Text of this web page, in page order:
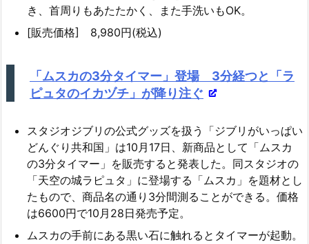
き、首周りもあたたかく、また手洗いもOK。
[販売価格] 8,980円(税込)
「ムスカの3分タイマー」登場 3分経つと「ラ
ピュタのイカヅチ」が降り注ぐ
スタジオジブリの公式グッズを扱う「ジブリがいっぱい
どんぐり共和国」は10月17日、新商品として「ムスカ
の3分タイマー」を販売すると発表した。同スタジオの
「天空の城ラピュタ」に登場する「ムスカ」を題材とし
たもので、商品名の通り3分間測ることができる。価格
は6600円で10月28日発売予定。
ムスカの手前にある黒い石に触れるとタイマーが起動。